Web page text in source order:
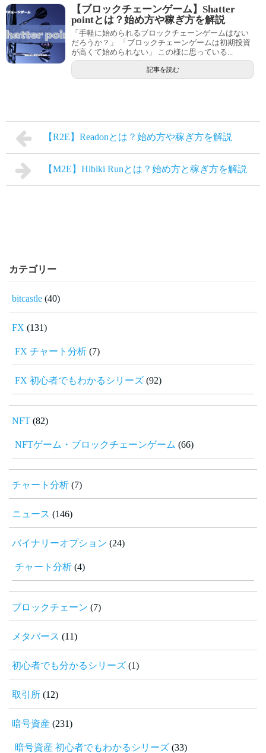
【ブロックチェーンゲーム】Shatter
pointとは？始め方や稼ぎ方を解説
「手軽に始められるブロックチェーンゲームはない
だろうか？」 「ブロックチェーンゲームは初期投資
が高くて始められない」 この様に思っている...
記事を読む
【R2E】Readonとは？始め方や稼ぎ方を解説
【M2E】Hibiki Runとは？始め方と稼ぎ方を解説
カテゴリー
bitcastle (40)
FX (131)
FX チャート分析 (7)
FX 初心者でもわかるシリーズ (92)
NFT (82)
NFTゲーム・ブロックチェーンゲーム (66)
チャート分析 (7)
ニュース (146)
バイナリーオプション (24)
チャート分析 (4)
ブロックチェーン (7)
メタバース (11)
初心者でも分かるシリーズ (1)
取引所 (12)
暗号資産 (231)
暗号資産 初心者でもわかるシリーズ (33)